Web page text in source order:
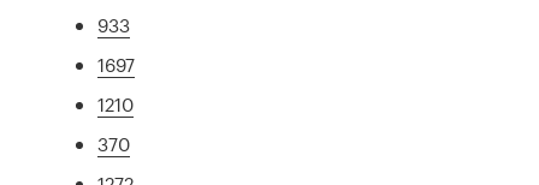
933
1697
1210
370